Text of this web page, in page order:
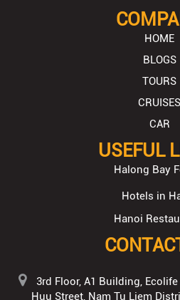
HOME
BLOGS
TOURS
CRUISES
CAR
USEFUL
Halong Bay
Hotels in
Hanoi
3rd Floor, A1 Building,